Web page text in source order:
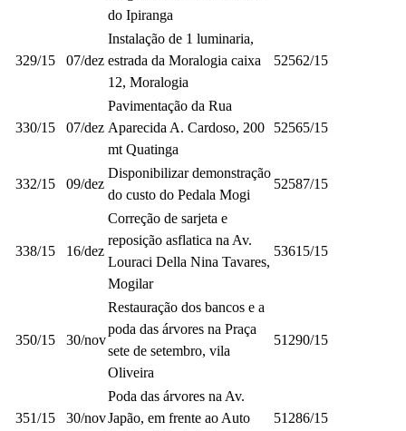
do Ipiranga
329/15 07/dez
Instalação de 1 luminaria,
estrada da Moralogia caixa
12, Moralogia
52562/15
330/15 07/dez
Pavimentação da Rua
Aparecida A. Cardoso, 200
mt Quatinga
52565/15
332/15 09/dez
Disponibilizar demonstração
do custo do Pedala Mogi
52587/15
338/15 16/dez
Correção de sarjeta e
reposição asflatica na Av.
Louraci Della Nina Tavares,
Mogilar
53615/15
350/15 30/nov
Restauração dos bancos e a
poda das árvores na Praça
sete de setembro, vila
Oliveira
51290/15
351/15 30/nov
Poda das árvores na Av.
Japão, em frente ao Auto
51286/15